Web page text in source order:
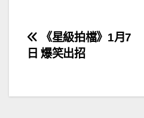
文
章
導
《星級拍檔》1月7
日 爆笑出招